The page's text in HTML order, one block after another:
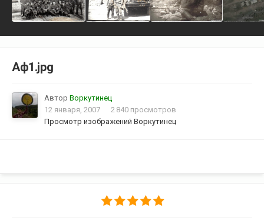
Аф1.jpg
Автор Воркутинец
12 января, 2007
2 840 просмотров
Просмотр изображений Воркутинец